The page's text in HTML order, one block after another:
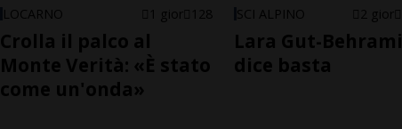
LOCARNO 1 gior 128
Crolla il palco al
Monte Verità: «È stato
come un'onda»
SCI ALPINO 2 gior
Lara Gut-Behrami
dice basta